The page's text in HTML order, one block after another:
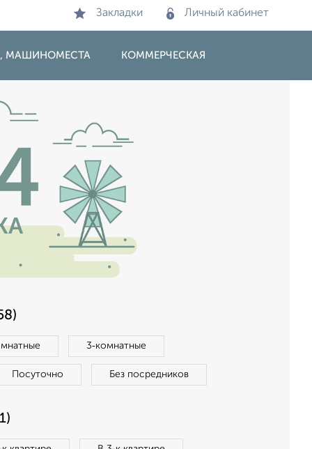
Закладки Личный кабинет
МАШИНОМЕСТА КОММЕРЧЕСКАЯ
3‑комнатные
Посуточно Без посредников